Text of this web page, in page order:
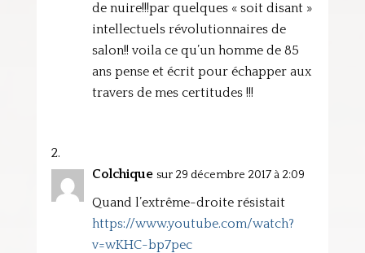
de nuire!!!par quelques « soit disant »
intellectuels révolutionnaires de
salon!! voila ce qu’un homme de 85
ans pense et écrit pour échapper aux
travers de mes certitudes !!!
Colchique sur 29 décembre 2017 à 2:09
Quand l’extrême-droite résistait
https://www.youtube.com/watch?
v=wKHC-bp7pec